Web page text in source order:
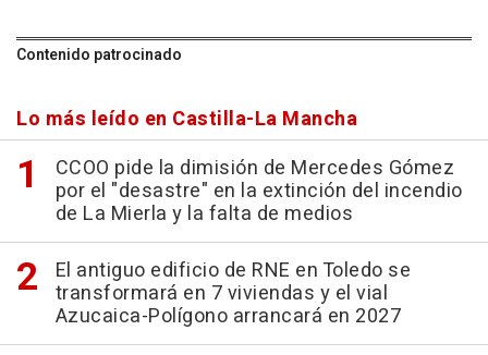
Contenido patrocinado
Lo más leído en Castilla-La Mancha
CCOO pide la dimisión de Mercedes Gómez
por el "desastre" en la extinción del incendio
de La Mierla y la falta de medios
El antiguo edificio de RNE en Toledo se
transformará en 7 viviendas y el vial
Azucaica-Polígono arrancará en 2027